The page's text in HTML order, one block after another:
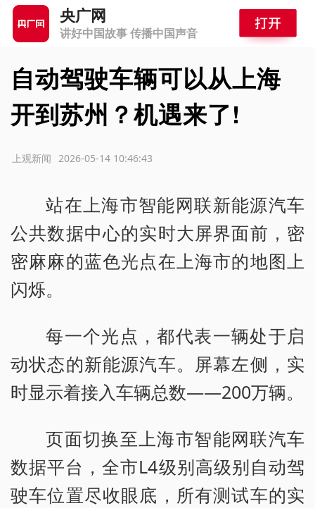
央广网
讲好中国故事 传播中国声音
自动驾驶车辆可以从上海
开到苏州？机遇来了!
2026-05-14 10:46:43
上观新闻
站在上海市智能网联新能源汽车
公共数据中心的实时大屏界面前，密
密麻麻的蓝色光点在上海市的地图上
闪烁。
每一个光点，都代表一辆处于启
动状态的新能源汽车。屏幕左侧，实
时显示着接入车辆总数——200万辆。
页面切换至上海市智能网联汽车
数据平台，全市L4级别高级别自动驾
驶车位置尽收眼底，所有测试车的实